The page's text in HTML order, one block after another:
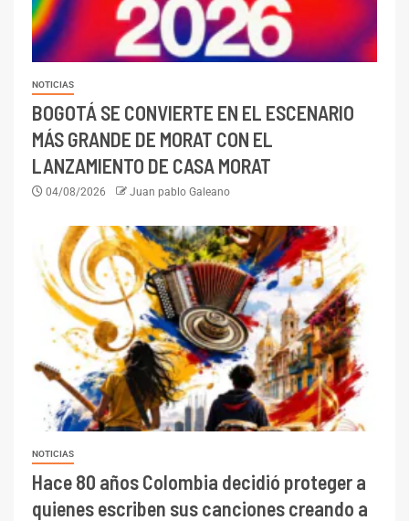
NOTICIAS
BOGOTÁ SE CONVIERTE EN EL ESCENARIO
MÁS GRANDE DE MORAT CON EL
LANZAMIENTO DE CASA MORAT
04/08/2026 Juan pablo Galeano
NOTICIAS
Hace 80 años Colombia decidió proteger a
quienes escriben sus canciones creando a